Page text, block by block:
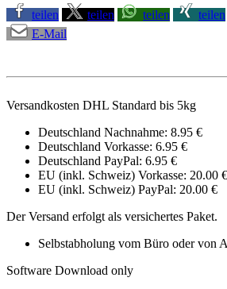
teilen
teilen teilen teilen
E-Mail
Versandkosten DHL Standard bis 5kg
Deutschland Nachnahme: 8.95 €
Deutschland Vorkasse: 6.95 €
Deutschland PayPal: 6.95 €
EU (inkl. Schweiz) Vorkasse: 20.00 €
EU (inkl. Schweiz) PayPal: 20.00 €
Der Versand erfolgt als versichertes Paket.
Selbstabholung vom Büro oder von
Software Download only